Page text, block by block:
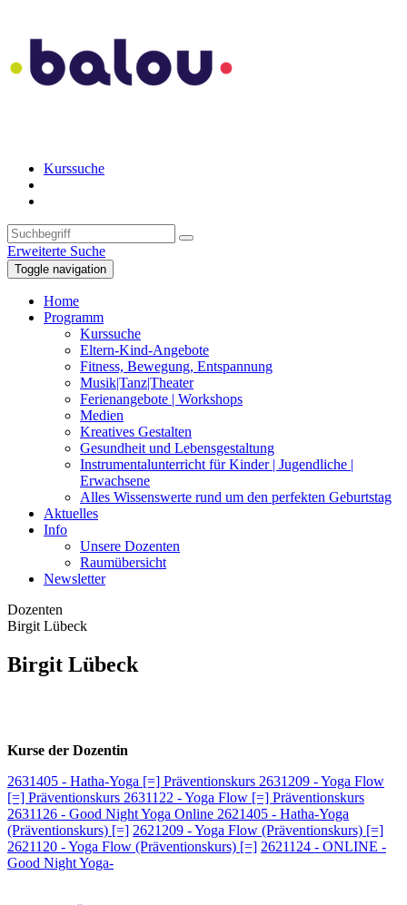
Kurssuche
Erweiterte Suche
Toggle navigation
Home
Programm
Kurssuche
Eltern-Kind-Angebote
Fitness, Bewegung, Entspannung
Musik|Tanz|Theater
Ferienangebote | Workshops
Medien
Kreatives Gestalten
Gesundheit und Lebensgestaltung
Instrumentalunterricht für Kinder | Jugendliche |
Erwachsene
Alles Wissenswerte rund um den perfekten Geburtstag
Aktuelles
Info
Unsere Dozenten
Raumübersicht
Newsletter
Dozenten
Birgit Lübeck
Birgit Lübeck
Kurse der Dozentin
2631405 - Hatha-Yoga [=] Präventionskurs 2631209 - Yoga Flow
[=] Präventionskurs 2631122 - Yoga Flow [=] Präventionskurs
2631126 - Good Night Yoga Online 2621405 - Hatha-Yoga
(Präventionskurs) [=] 2621209 - Yoga Flow (Präventionskurs) [=]
2621120 - Yoga Flow (Präventionskurs) [=] 2621124 - ONLINE -
Good Night Yoga-